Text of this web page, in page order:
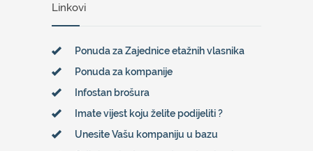
Linkovi
Ponuda za Zajednice etažnih vlasnika
Ponuda za kompanije
Infostan brošura
Imate vijest koju želite podijeliti ?
Unesite Vašu kompaniju u bazu